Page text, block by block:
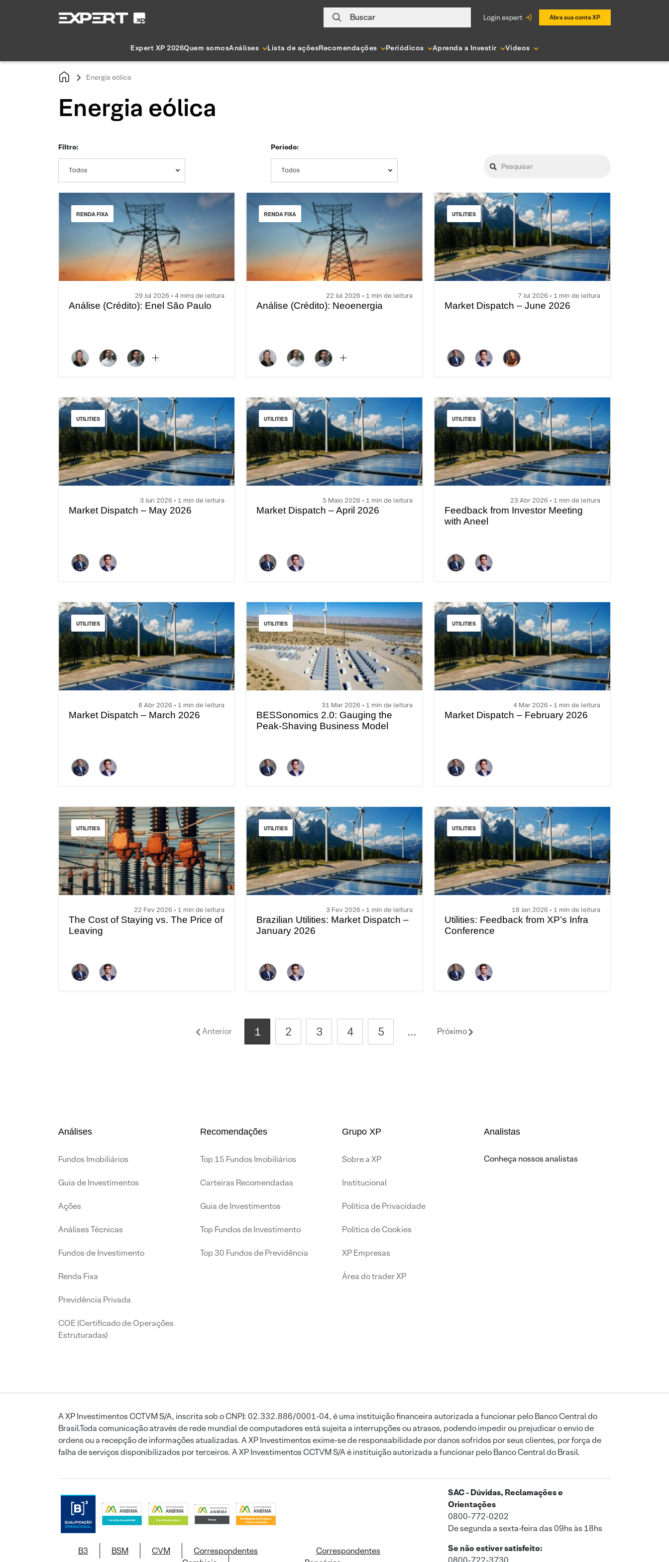
Buscar login expert Abra sua conta XP
Expert XP 2026Quem somosAnálises Lista de açõesRecomendações Periódicos Aprenda a Investir Vídeos
Energia eólica
Energia eólica
Filtro:
Todos
Período:
Todos
RENDA FIXA
29 Jul 2026 • 4 mins de leitura
Análise (Crédito): Enel São Paulo
RENDA FIXA
22 Jul 2026 • 1 min de leitura
Análise (Crédito): Neoenergia
UTILITIES
7 Jul 2026 • 1 min de leitura
Market Dispatch – June 2026
UTILITIES
3 Jun 2026 • 1 min de leitura
Market Dispatch – May 2026
UTILITIES
5 Maio 2026 • 1 min de leitura
Market Dispatch – April 2026
UTILITIES
23 Abr 2026 • 1 min de leitura
Feedback from Investor Meeting
with Aneel
UTILITIES
8 Abr 2026 • 1 min de leitura
Market Dispatch – March 2026
UTILITIES
31 Mar 2026 • 1 min de leitura
BESSonomics 2.0: Gauging the
Peak-Shaving Business Model
UTILITIES
4 Mar 2026 • 1 min de leitura
Market Dispatch – February 2026
UTILITIES
22 Fev 2026 • 1 min de leitura
The Cost of Staying vs. The Price of
Leaving
UTILITIES
3 Fev 2026 • 1 min de leitura
Brazilian Utilities: Market Dispatch –
January 2026
UTILITIES
18 Jan 2026 • 1 min de leitura
Utilities: Feedback from XP’s Infra
Conference
Anterior 1 2 3 4 5 ... Próximo
Análises
Fundos Imobiliários
Guia de Investimentos
Ações
Análises Técnicas
Fundos de Investimento
Renda Fixa
Previdência Privada
COE (Certificado de Operações
Estruturadas)
Recomendações
Top 15 Fundos Imobiliários
Carteiras Recomendadas
Guia de Investimentos
Top Fundos de Investimento
Top 30 Fundos de Previdência
Grupo XP
Sobre a XP
Institucional
Política de Privacidade
Política de Cookies
XP Empresas
Área do trader XP
Analistas
Conheça nossos analistas
A XP Investimentos CCTVM S/A, inscrita sob o CNPJ: 02.332.886/0001-04, é uma instituição financeira autorizada a funcionar pelo Banco Central do
Brasil.Toda comunicação através de rede mundial de computadores está sujeita a interrupções ou atrasos, podendo impedir ou prejudicar o envio de
ordens ou a recepção de informações atualizadas. A XP Investimentos exime-se de responsabilidade por danos sofridos por seus clientes, por força de
falha de serviços disponibilizados por terceiros. A XP Investimentos CCTVM S/A é instituição autorizada a funcionar pelo Banco Central do Brasil.
B3 BSM CVM
Correspondentes
Correspondentes
SAC - Dúvidas, Reclamações e
Orientações
0800-772-0202
De segunda a sexta-feira das 09hs às 18hs
Se não estiver satisfeito: